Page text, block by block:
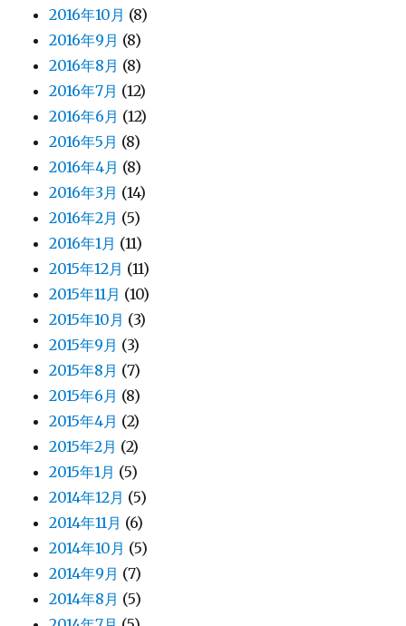
2016年10月 (8)
2016年9月 (8)
2016年8月 (8)
2016年7月 (12)
2016年6月 (12)
2016年5月 (8)
2016年4月 (8)
2016年3月 (14)
2016年2月 (5)
2016年1月 (11)
2015年12月 (11)
2015年11月 (10)
2015年10月 (3)
2015年9月 (3)
2015年8月 (7)
2015年6月 (8)
2015年4月 (2)
2015年2月 (2)
2015年1月 (5)
2014年12月 (5)
2014年11月 (6)
2014年10月 (5)
2014年9月 (7)
2014年8月 (5)